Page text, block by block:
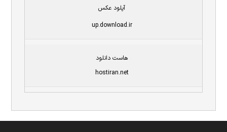
آپلود عکس
up.download.ir
هاست دانلود
hostiran.net